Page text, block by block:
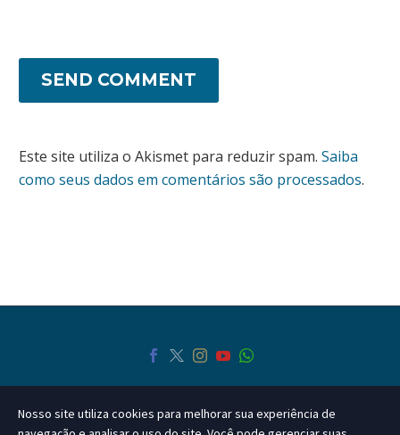
SEND COMMENT
Este site utiliza o Akismet para reduzir spam. Saiba
como seus dados em comentários são processados.
Nosso site utiliza cookies para melhorar sua experiência de